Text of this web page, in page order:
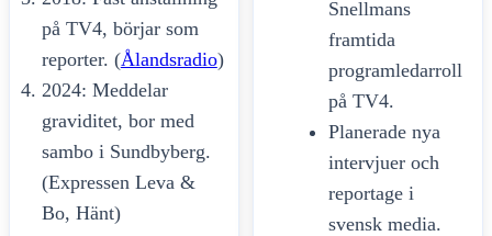
på TV4, börjar som
reporter. (Ålandsradio)
2024: Meddelar
graviditet, bor med
sambo i Sundbyberg.
(Expressen Leva &
Bo, Hänt)
Snellmans
framtida
programledarroll
på TV4.
Planerade nya
intervjuer och
reportage i
svensk media.